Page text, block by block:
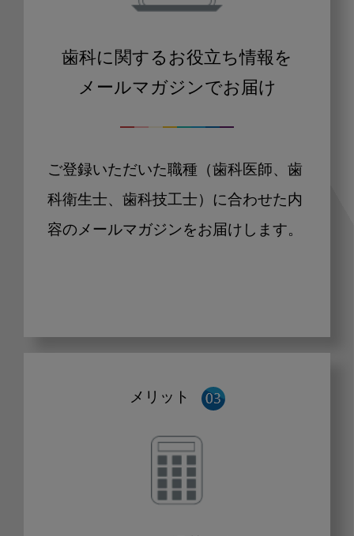
歯科に関するお役立ち情報を
メールマガジンでお届け
ご登録いただいた職種（歯科医師、歯
科衛生士、歯科技工士）に合わせた内
容のメールマガジンをお届けします。
メリット